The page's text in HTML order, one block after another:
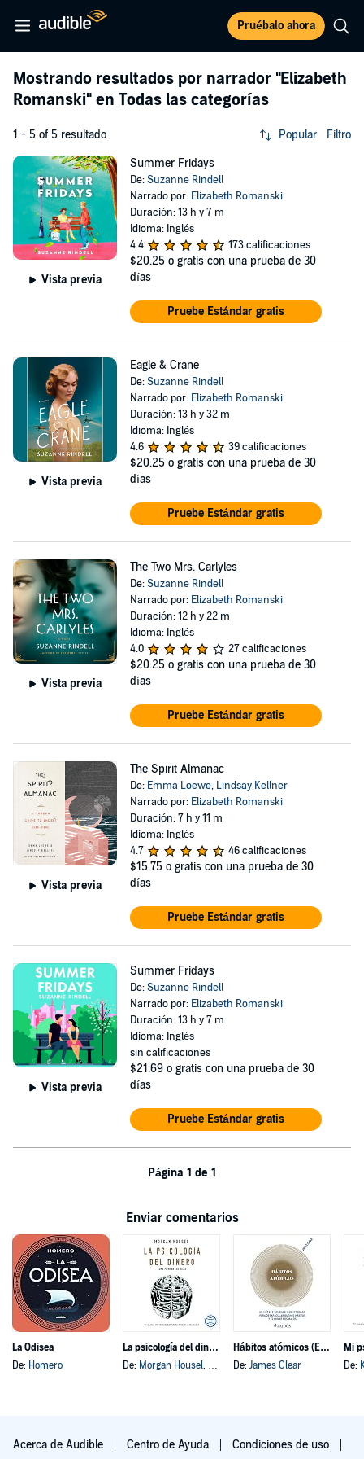
Pruébalo ahora
Mostrando resultados por narrador "Elizabeth
Romanski" en Todas las categorías
1 - 5 of 5 resultado Popular Filtro
Vista previa
Summer Fridays
De:Suzanne Rindell
Narrado por: Elizabeth Romanski
Duración: 13 h y 7 m
Idioma: Inglés
4.4
173 calificaciones
$20.25 o gratis con una prueba de 30
días
Pruebe Estándar gratis
Vista previa
Eagle & Crane
De:Suzanne Rindell
Narrado por: Elizabeth Romanski
Duración: 13 h y 32 m
Idioma: Inglés
4.6
39 calificaciones
$20.25 o gratis con una prueba de 30
días
Pruebe Estándar gratis
Vista previa
The Two Mrs. Carlyles
De:Suzanne Rindell
Narrado por: Elizabeth Romanski
Duración: 12 h y 22 m
Idioma: Inglés
4.0
27 calificaciones
$20.25 o gratis con una prueba de 30
días
Pruebe Estándar gratis
Vista previa
The Spirit Almanac
De: Emma Loewe, Lindsay Kellner
Narrado por: Elizabeth Romanski
Duración: 7 h y 11 m
Idioma: Inglés
4.7
46 calificaciones
$15.75 o gratis con una prueba de 30
días
Pruebe Estándar gratis
Vista previa
Summer Fridays
De:Suzanne Rindell
Narrado por: Elizabeth Romanski
Duración: 13 h y 7 m
Idioma: Inglés
sin calificaciones
$21.69 o gratis con una prueba de 30
días
Pruebe Estándar gratis
Página 1 de 1
Enviar comentarios
La Odisea
De: Homero
La psicología del dinero
De: Morgan Housel, y otros
Hábitos atómicos (Español neutro)
De: James Clear
Mi
De:
Acerca de Audible Centro de Ayuda Condiciones de uso